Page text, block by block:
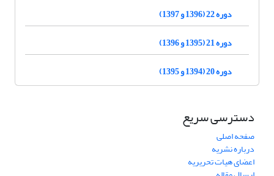
دوره 22 (1396 و 1397)
دوره 21 (1395 و 1396)
دوره 20 (1394 و 1395)
دسترسی سریع
صفحه اصلی
درباره نشریه
اعضای هیات تحریریه